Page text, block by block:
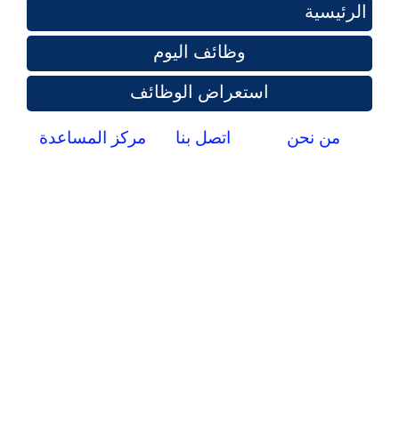
الرئيسية
وظائف اليوم
استعراض الوظائف
من نحن اتصل بنا مركز المساعدة